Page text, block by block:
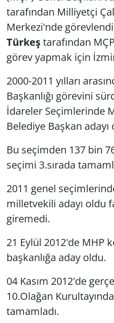
tarafından Milliyetçi
Merkezi'nde
Türkeştarafından
görev yapmak için
2000-2011 yılları
Başkanlığı görevini
İdareler Seçimlerinde
Belediye Başkan adayı
Bu seçimden 137 bin
seçimi 3.sırada
2011 genel
milletvekili adayı oldu
giremedi.
21 Eylül 2012'de MHP
başkanlığa aday oldu.
04 Kasım 2012'de
10.Olağan
tamamladı.